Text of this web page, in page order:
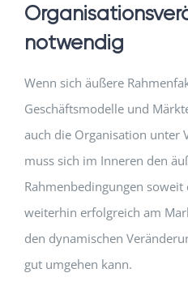
notwendig
Wenn sich äußere
Geschäftsmodelle und
auch die Organisation unter
muss sich im Inneren den
Rahmenbedingungen
weiterhin erfolgreich am
den dynamischen
gut umgehen kann.